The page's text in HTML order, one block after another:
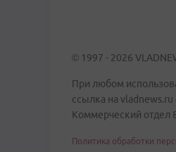
© 1997 - 2026
При любом
ссылка на vladnews.ru
Коммерческий отдел
Политика обработки